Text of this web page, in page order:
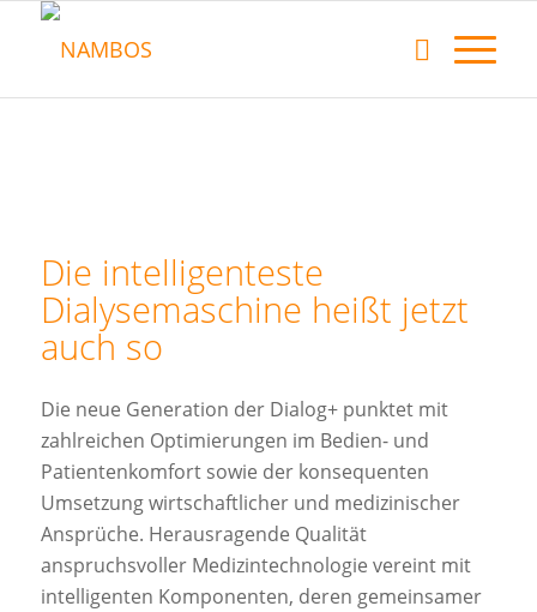
Die intelligenteste
Dialysemaschine heißt jetzt
auch so
Die neue Generation der Dialog+ punktet mit
zahlreichen Optimierungen im Bedien- und
Patientenkomfort sowie der konsequenten
Umsetzung wirtschaftlicher und medizinischer
Ansprüche. Herausragende Qualität
anspruchsvoller Medizintechnologie vereint mit
intelligenten Komponenten, deren gemeinsamer